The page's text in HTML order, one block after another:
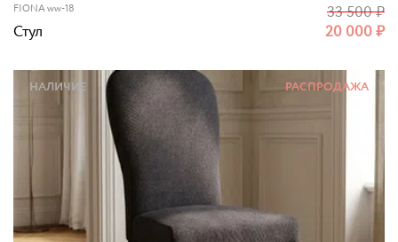
FIONA ww-18
Стул 20 000₽
33 500₽
РАСПРОДАЖА
НАЛИЧИЕ